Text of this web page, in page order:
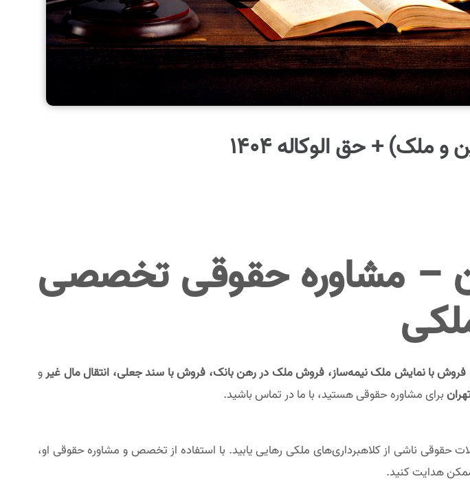
ملک) + حق الوکاله 1404
– مشاوره حقوقی تخصصی
با نمایش ملک نیمه‌ساز، فروش ملک در رهن بانک، فروش با سند جعلی، انتقال مال غیرو
برای مشاوره حقوقی هستید، با ما در تماس باشید.
حقوقی ناشی از کلاهبرداری‌های ملکی رهایی یابید. با استفاده از تخصص و مشاوره حقوقی او،
هدایت کنید.